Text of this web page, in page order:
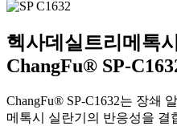
헥사데실트리메톡
ChangFu® SP-
ChangFu® SP-C1632는 장쇄
메톡시 실란기의 반응성을